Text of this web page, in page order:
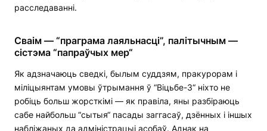
расследаванні.
Сваім — “праграма лаяльнасці”, палітычным —
сістэма “папраўчых мер“
Як адзначаюць сведкі, былым суддзям, пракурорам і
міліцыянтам умовы ўтрымання ў “Віцьбе-3“ ніхто не
робіць больш жорсткімі — як правіла, яны разбіраюць
сабе найбольш “сытыя“ пасады заггасаў, дзённых і іншых
набліжаных да адміністрацыі асобаў. Аднак на